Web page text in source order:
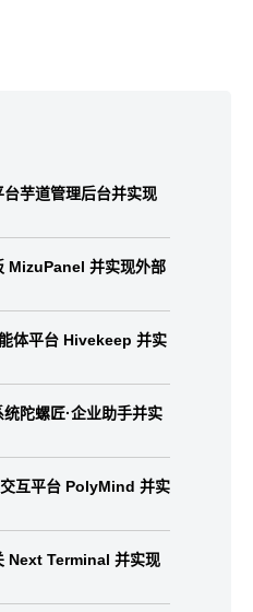
芋道管理后台并实现
MizuPanel 并实现外部
体平台 Hivekeep 并实
陀螺匠·企业助手并实
互平台 PolyMind 并实
Next Terminal 并实现